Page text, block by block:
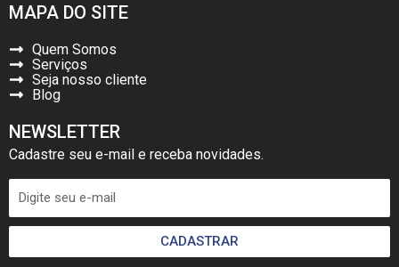
MAPA DO SITE
Quem Somos
Serviços
Seja nosso cliente
Blog
NEWSLETTER
Cadastre seu e-mail e receba novidades.
CADASTRAR